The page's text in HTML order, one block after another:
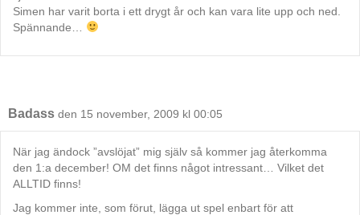
Simen har varit borta i ett drygt år och kan vara lite upp och ned.
Spännande…
Badass den 15 november, 2009 kl 00:05
När jag ändock ”avslöjat” mig själv så kommer jag återkomma
den 1:a december! OM det finns något intressant… Vilket det
ALLTID finns!
Jag kommer inte, som förut, lägga ut spel enbart för att